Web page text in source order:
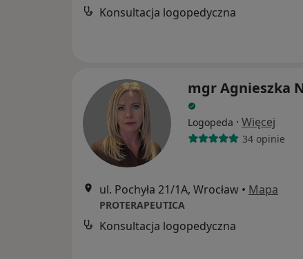
Konsultacja logopedyczna
mgr Agnieszka
Logopeda · Więcej
34 opinie
ul. Pochyła 21/1A, Wrocław • Mapa
PROTERAPEUTICA
Konsultacja logopedyczna